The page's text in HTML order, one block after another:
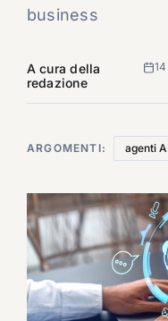
business
A cura della
redazione
ARGOMENTI: agenti